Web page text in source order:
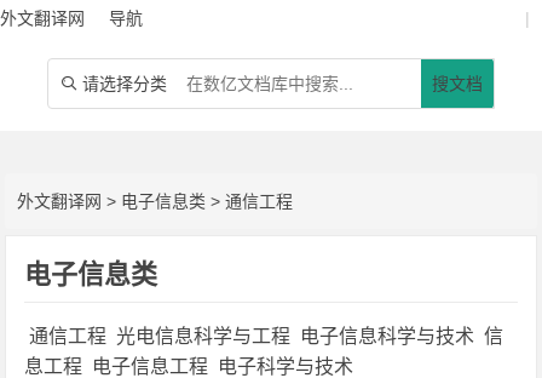
外文翻译网 导航 |
 请选择分类 搜文档
外文翻译网 > 电子信息类 >通信工程
电子信息类
通信工程 光电信息科学与工程 电子信息科学与技术 信
息工程
电子信息工程 电子科学与技术